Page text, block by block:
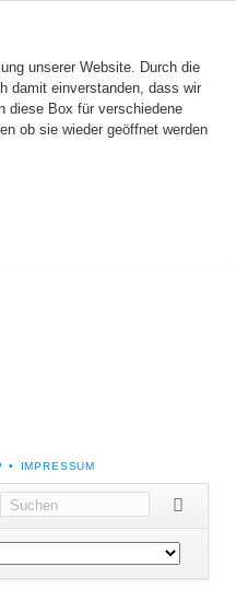
unserer Website. Durch die
damit einverstanden, dass wir
diese Box für verschiedene
ob sie wieder geöffnet werden
IMPRESSUM